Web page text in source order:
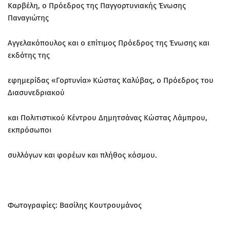
Καρβέλη, ο Πρόεδρος της Παγγορτυνιακής Ένωσης
Παναγιώτης
Αγγελακόπουλος και ο επίτιμος Πρόεδρος της Ένωσης και
εκδότης της
εφημερίδας «Γορτυνία» Κώστας Καλύβας, o Πρόεδρος του
Διασυνεδριακού
και Πολιτιστικού Κέντρου Δημητσάνας Κώστας Λάμπρου,
εκπρόσωποι
συλλόγων και φορέων και πλήθος κόσμου.
Φωτογραφίες: Βασίλης Κουτρουμάνος